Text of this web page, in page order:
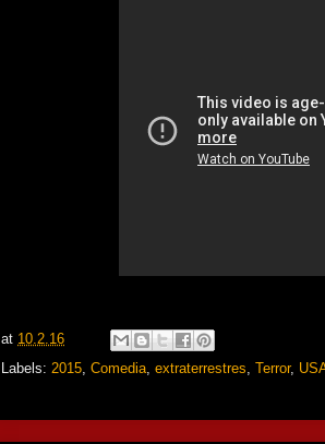
at 10.2.16
Labels: 2015 Comedia extraterrestres Terror,